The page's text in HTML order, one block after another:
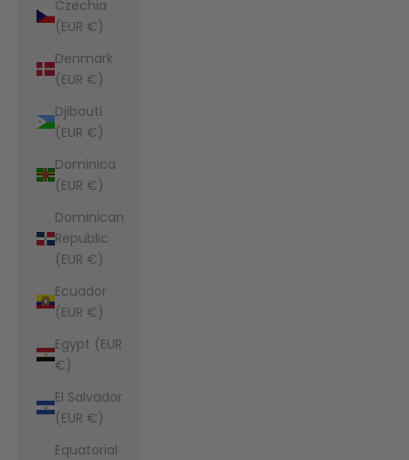
Czechia
(EUR €)
Denmark
(EUR €)
Djibouti
(EUR €)
Dominica
(EUR €)
Dominican
Republic
(EUR €)
Ecuador
(EUR €)
Egypt (EUR
€)
El Salvador
(EUR €)
Equatorial